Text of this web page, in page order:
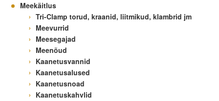
Meekäitlus
Tri-Clamp torud, kraanid, liitmikud, klambrid jm
Meevurrid
Meesegajad
Meenõud
Kaanetusvannid
Kaanetusalused
Kaanetusnoad
Kaanetuskahvlid